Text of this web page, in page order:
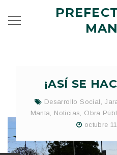
¡ASÍ SE
Desarrollo Social ,
Manta, Noticias, Obra
octubre